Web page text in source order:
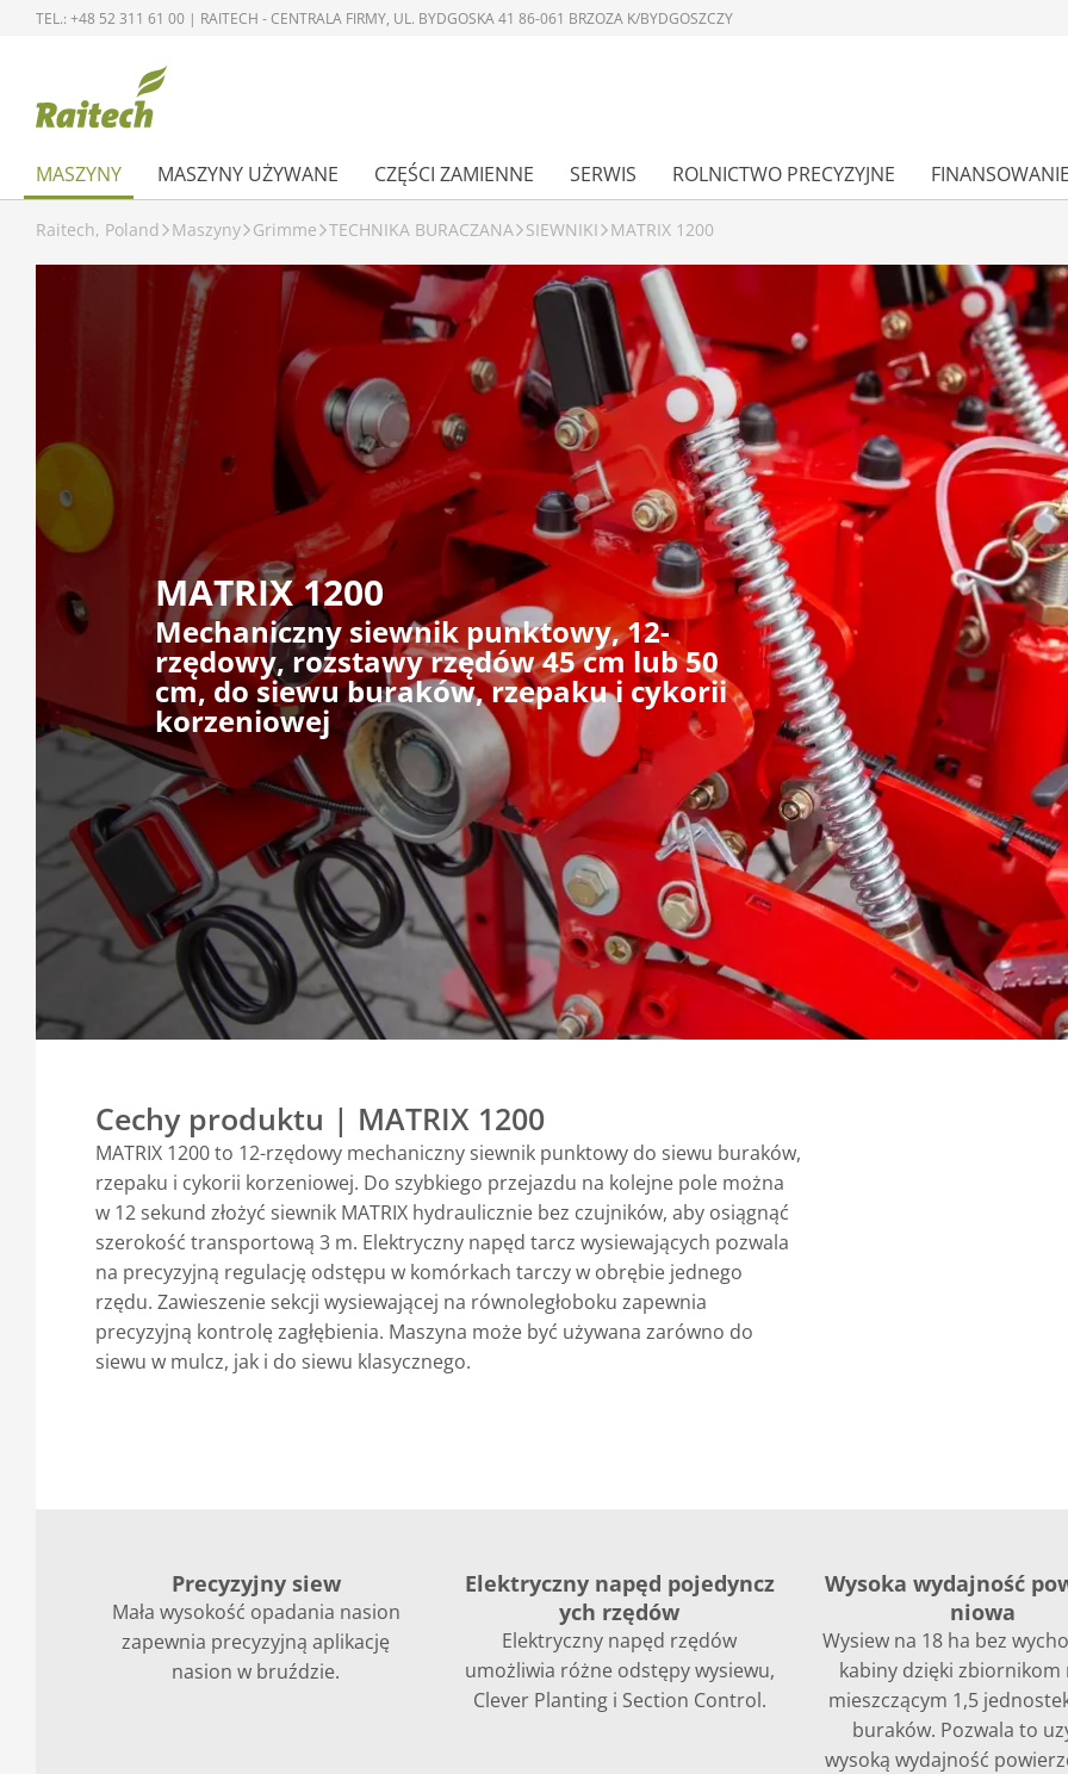
TEL.: +48 52 311 61 00 | RAITECH - CENTRALA FIRMY, UL. BYDGOSKA 41 86-061 BRZOZA K/BYDGOSZCZY
MASZYNY MASZYNY UŻYWANE CZĘŚCI ZAMIENNE SERWIS ROLNICTWO PRECYZYJNE FINANSOWANIE
Raitech, Poland Maszyny Grimme TECHNIKA BURACZANA SIEWNIKI MATRIX 1200
MATRIX 1200
Mechaniczny siewnik punktowy, 12-
rzędowy, rozstawy rzędów 45 cm lub 50
cm, do siewu buraków, rzepaku i cykorii
korzeniowej
Cechy produktu | MATRIX 1200
MATRIX 1200 to 12-rzędowy mechaniczny siewnik punktowy do siewu buraków,
rzepaku i cykorii korzeniowej. Do szybkiego przejazdu na kolejne pole można
w 12 sekund złożyć siewnik MATRIX hydraulicznie bez czujników, aby osiągnąć
szerokość transportową 3 m. Elektryczny napęd tarcz wysiewających pozwala
na precyzyjną regulację odstępu w komórkach tarczy w obrębie jednego
rzędu. Zawieszenie sekcji wysiewającej na równoległoboku zapewnia
precyzyjną kontrolę zagłębienia. Maszyna może być używana zarówno do
siewu w mulcz, jak i do siewu klasycznego.
Precyzyjny siew
Mała wysokość opadania nasion
zapewnia precyzyjną aplikację
nasion w bruździe.
Elektryczny napęd pojedyncz
ych rzędów
Elektryczny napęd rzędów
umożliwia różne odstępy wysiewu,
Clever Planting i Section Control.
Wysoka wydajność
niowa
Wysiew na 18 ha bez
kabiny dzięki zbiornikom
mieszczącym 1,5
buraków. Pozwala to
wysoką wydajność